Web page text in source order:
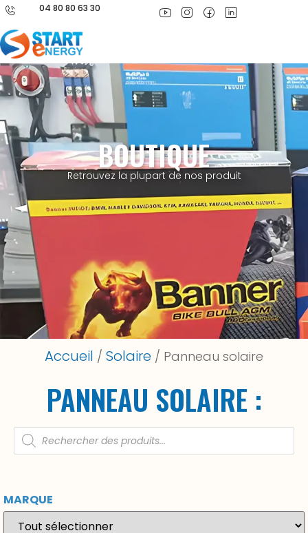
04 80 80 63 30
BOUTIQUE
Retrouvez la plupart de nos produit
Accueil / Solaire / Panneau solaire
PANNEAU SOLAIRE :
MARQUE